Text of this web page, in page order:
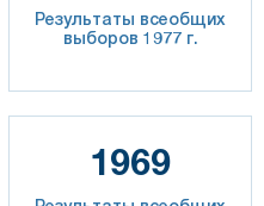
Результаты всеобщих
выборов 1977 г.
1969